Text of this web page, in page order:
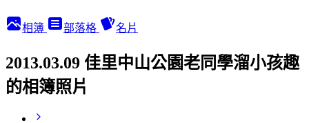
相簿 部落格 名片
2013.03.09 佳里中山公園老同學溜小孩趣
的相簿照片